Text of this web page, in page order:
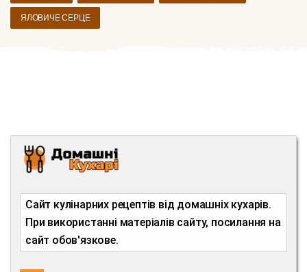
ЯЛОВИЧЕ СЕРЦЕ
Сайт кулінарних рецептів від домашніх кухарів.
При використанні матеріалів сайту, посилання на
сайт обов'язкове.